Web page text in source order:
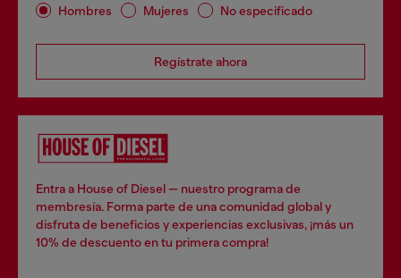
Hombres Mujeres No especificado
Regístrate ahora
Entra a House of Diesel — nuestro programa de
membresía. Forma parte de una comunidad global y
disfruta de beneficios y experiencias exclusivas, ¡más un
10% de descuento en tu primera compra!